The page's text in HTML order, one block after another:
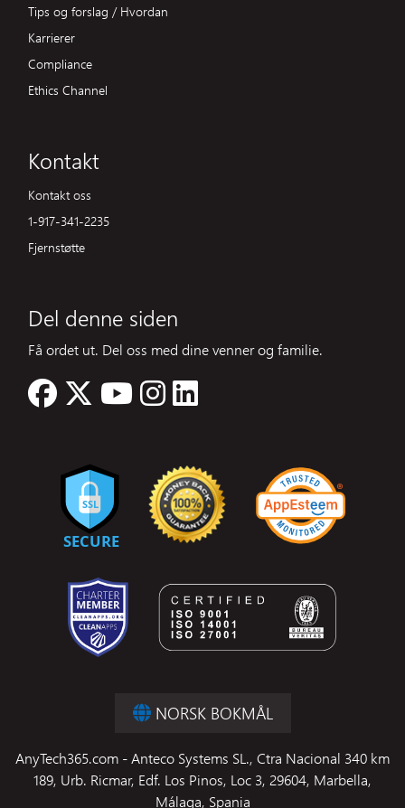
Tips og forslag / Hvordan
Karrierer
Compliance
Ethics Channel
Kontakt
Kontakt oss
1-917-341-2235
Fjernstøtte
Del denne siden
Få ordet ut. Del oss med dine venner og familie.
NORSK BOKMÅL
AnyTech365.com - Anteco Systems SL., Ctra Nacional 340 km
189, Urb. Ricmar, Edf. Los Pinos, Loc 3, 29604, Marbella,
Málaga, Spania